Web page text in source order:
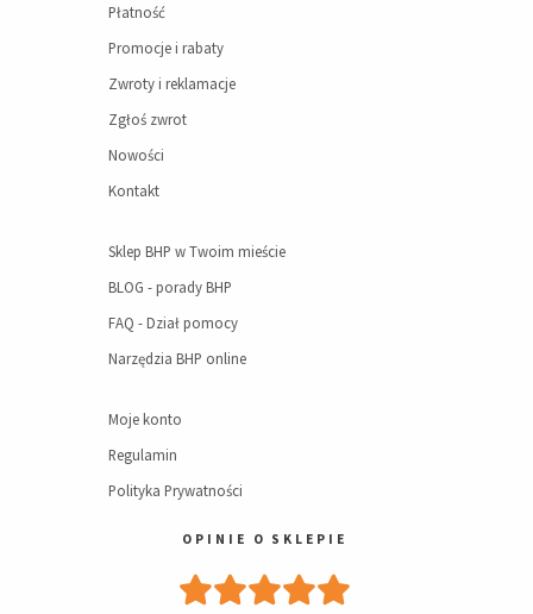
Płatność
Promocje i rabaty
Zwroty i reklamacje
Zgłoś zwrot
Nowości
Kontakt
Sklep BHP w Twoim mieście
BLOG - porady BHP
FAQ - Dział pomocy
Narzędzia BHP online
Moje konto
Regulamin
Polityka Prywatności
OPINIE O SKLEPIE